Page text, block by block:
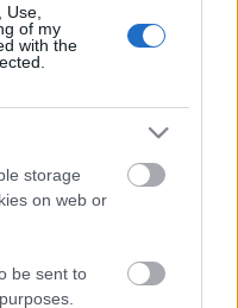
of my
with the
storage
on web or
be sent to
mestere, Máltás
ülőfülke: a Dísz